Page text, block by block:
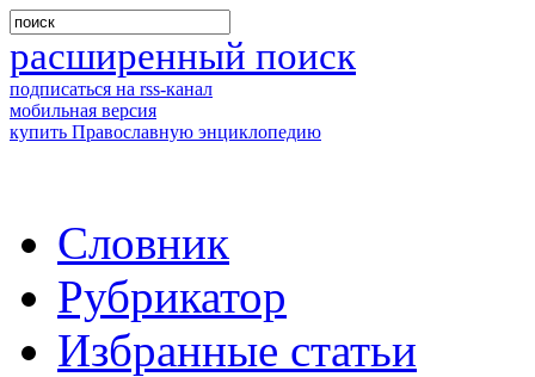
расширенный поиск
подписаться на rss-канал
мобильная версия
купить Православную энциклопедию
Словник
Рубрикатор
Избранные статьи